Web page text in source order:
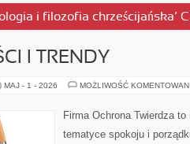
i filozofia chrześcijańska’
I TRENDY
MAJ - 1 - 2026 MOŻLIWOŚĆ
Firma Ochrona Twierdza
tematyce spokoju i